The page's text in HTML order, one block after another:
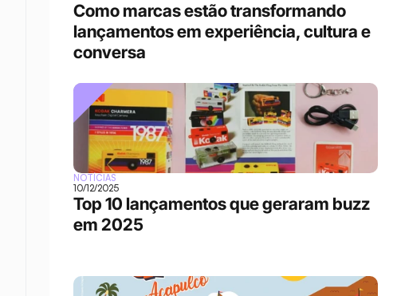
Como marcas estão transformando
lançamentos em experiência, cultura e
conversa
NOTÍCIAS
10/12/2025
Top 10 lançamentos que geraram buzz
em 2025